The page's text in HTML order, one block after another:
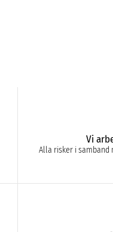
Vi
Alla risker i samband